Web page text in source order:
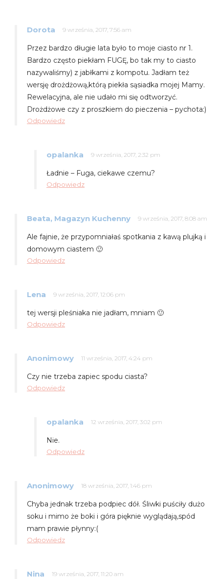
Dorota 9 września, 2017, 7:56 am
Przez bardzo długie lata było to moje ciasto nr 1.
Bardzo często piekłam FUGĘ, bo tak my to ciasto
nazywaliśmy) z jabłkami z kompotu. Jadłam też
wersję drożdżową,którą piekła sąsiadka mojej Mamy.
Rewelacyjna, ale nie udało mi się odtworzyć.
Drożdżowe czy z proszkiem do pieczenia – pychota:)
Odpowiedz
opalanka 9 września, 2017, 2:32 pm
Ładnie – Fuga, ciekawe czemu?
Odpowiedz
Beata, Magazyn Kuchenny 9 września, 2017, 8:08 am
Ale fajnie, że przypomniałaś spotkania z kawą plujką i
domowym ciastem 🙂
Odpowiedz
Lena 9 września, 2017, 12:06 pm
tej wersji pleśniaka nie jadłam, mniam 🙂
Odpowiedz
Anonimowy 11 września, 2017, 4:24 pm
Czy nie trzeba zapiec spodu ciasta?
Odpowiedz
opalanka 12 września, 2017, 3:02 pm
Nie.
Odpowiedz
Anonimowy 18 września, 2017, 1:46 pm
Chyba jednak trzeba podpiec dół. Śliwki puściły dużo
soku i mimo że boki i góra pięknie wyglądają,spód
mam prawie płynny:(
Odpowiedz
Nina 19 września, 2017, 11:20 am